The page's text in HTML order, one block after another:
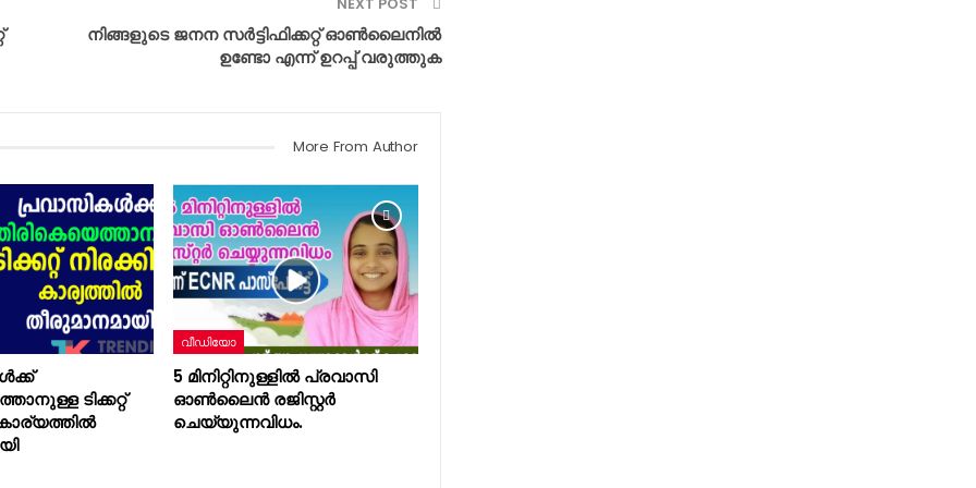
നിങ്ങളുടെ ജനന സർട്ടിഫിക്കറ്റ് ഓൺലൈനിൽ
ഉണ്ടോ എന്ന് ഉറപ്പ് വരുത്തുക
More From Author
ടിക്കറ്റ്
കാര്യത്തിൽ
വീഡിയോ
5 മിനിറ്റിനുള്ളിൽ പ്രവാസി
ഓൺലൈൻ രജിസ്റ്റർ
ചെയ്യുന്നവിധം.